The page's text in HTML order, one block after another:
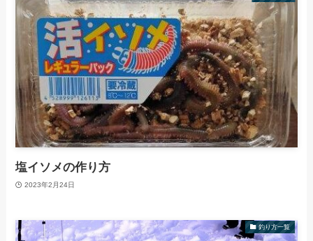
塩イソメの作り方
2023年2月24日
釣り方一覧